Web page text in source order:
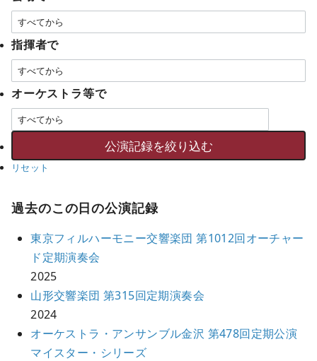
指揮者で
オーケストラ等で
リセット
過去のこの日の公演記録
東京フィルハーモニー交響楽団 第1012回オーチャー
ド定期演奏会
2025
山形交響楽団 第315回定期演奏会
2024
オーケストラ・アンサンブル金沢 第478回定期公演
マイスター・シリーズ